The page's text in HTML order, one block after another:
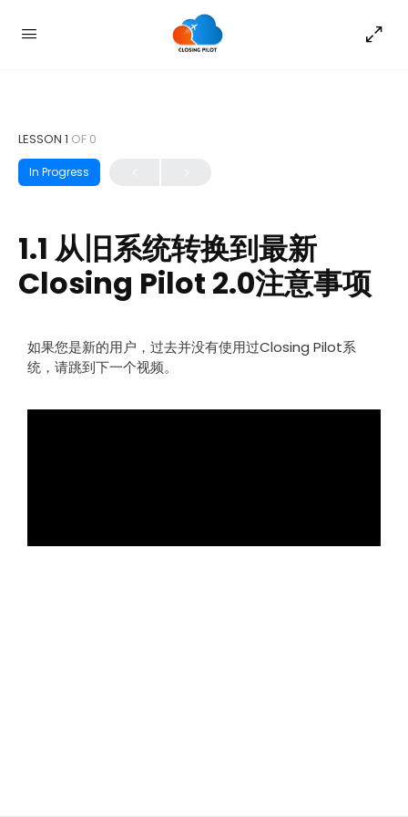
LESSON 1 OF 0
In Progress
1.1 从旧系统转换到最新
Closing Pilot 2.0注意事项
如果您是新的用户，过去并没有使用过Closing Pilot系
统，请跳到下一个视频。